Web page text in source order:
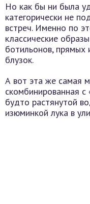
Но как бы ни была
категорически не
встреч. Именно по
классические
ботильонов, прямых
блузок.
А вот эта же самая
скомбинированная
будто растянутой
изюминкой лука в